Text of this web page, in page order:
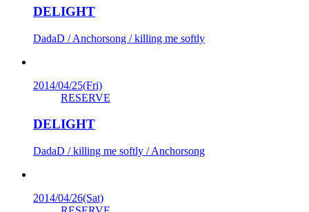
DELIGHT
DadaD / Anchorsong / killing me softly
2014/04/25(Fri)
RESERVE
DELIGHT
DadaD / killing me softly / Anchorsong
2014/04/26(Sat)